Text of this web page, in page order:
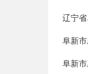
辽宁
阜新
阜新